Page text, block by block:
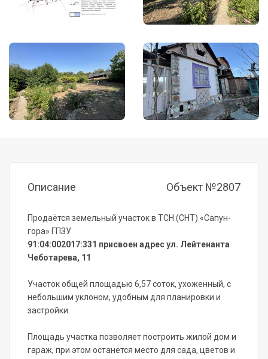
Описание Объект №2807
Продаётся земельный участок в ТСН (СНТ) «Сапун-
гора» ГПЗУ
91:04:002017:331 присвоен адрес ул. Лейтенанта
Чеботарева, 11
Участок общей площадью 6,57 соток, ухоженный, с
небольшим уклоном, удобным для планировки и
застройки.
Площадь участка позволяет построить жилой дом и
гараж, при этом останется место для сада, цветов и